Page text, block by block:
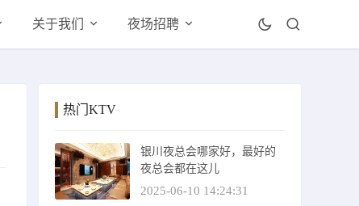
关于我们 夜场招聘
热门KTV
银川夜总会哪家好，最好的
夜总会都在这儿
2025-06-10 14:24:31